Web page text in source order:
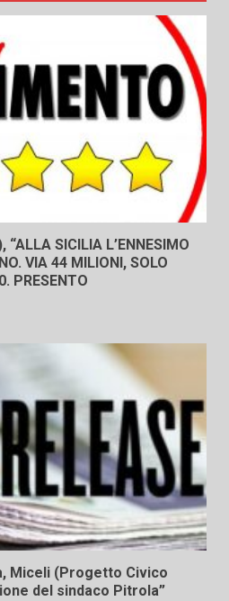
“ALLA SICILIA L’ENNESIMO
VIA 44 MILIONI, SOLO
PRESENTO
Miceli (Progetto Civico
del sindaco Pitrola”